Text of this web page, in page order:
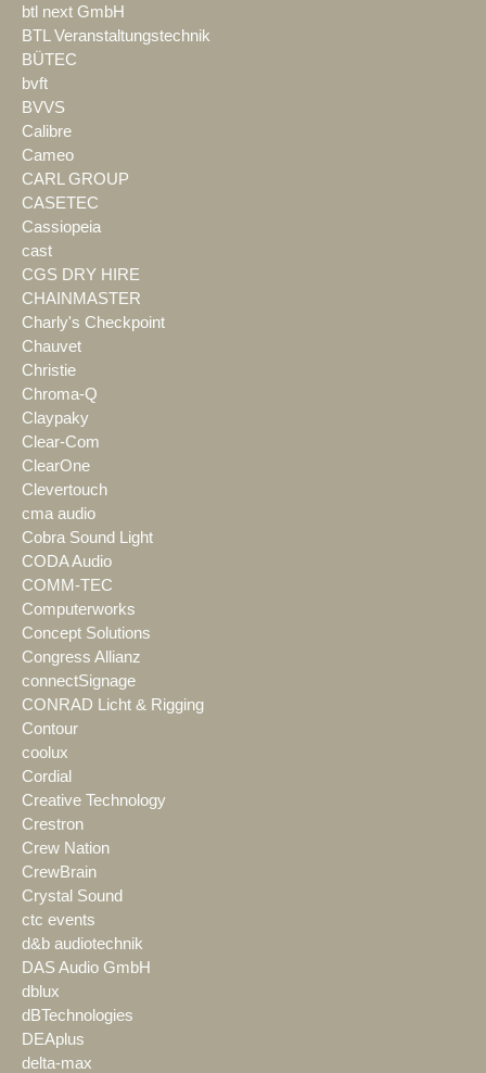
btl next GmbH
BTL Veranstaltungstechnik
BÜTEC
bvft
BVVS
Calibre
Cameo
CARL GROUP
CASETEC
Cassiopeia
cast
CGS DRY HIRE
CHAINMASTER
Charly's Checkpoint
Chauvet
Christie
Chroma-Q
Claypaky
Clear-Com
ClearOne
Clevertouch
cma audio
Cobra Sound Light
CODA Audio
COMM-TEC
Computerworks
Concept Solutions
Congress Allianz
connectSignage
CONRAD Licht & Rigging
Contour
coolux
Cordial
Creative Technology
Crestron
Crew Nation
CrewBrain
Crystal Sound
ctc events
d&b audiotechnik
DAS Audio GmbH
dblux
dBTechnologies
DEAplus
delta-max